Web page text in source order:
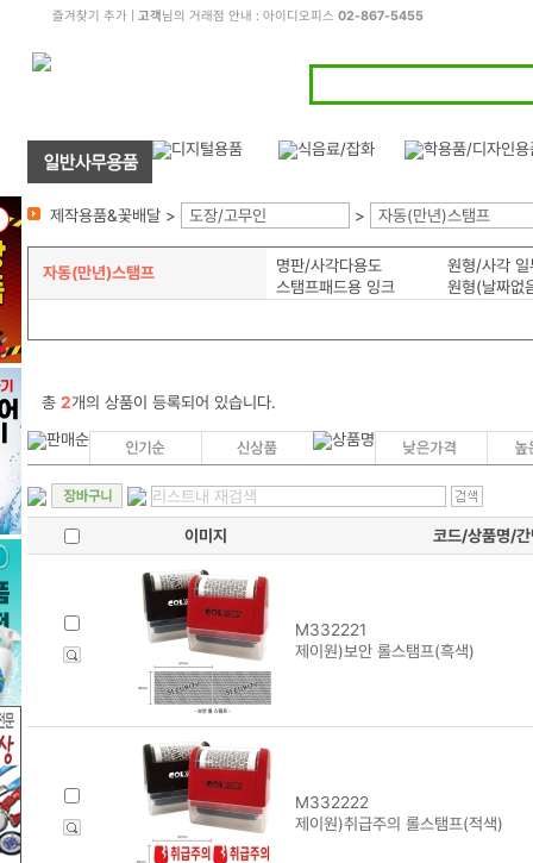
즐겨찾기 추가| 고객님의 거래점 안내 : 아이디오피스 02-867-5455
제작용품&꽃배달 > 도장/고무인 > 자동(만년)스탬프
자동(만년)스탬프
명판/사각다용도
스탬프패드용 잉크
원형(날짜없
총 2개의 상품이 등록되어 있습니다.
이미지 코드/상품명/간
M332221
제이원)보안 롤스탬프(흑색)
M332222
제이원)취급주의 롤스탬프(적색)